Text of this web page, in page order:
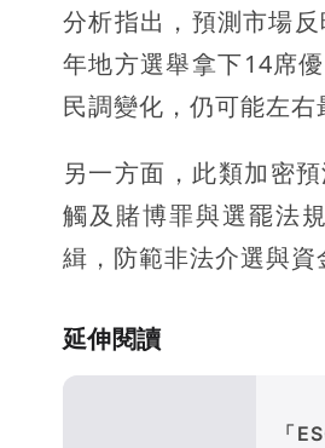
分析指出，預測市場
年地方選舉拿下14席
民調變化，仍可能左右
另一方面，此類加密
觸及賭博罪與選罷法
緝，防範非法介選與資
延伸閱讀
「